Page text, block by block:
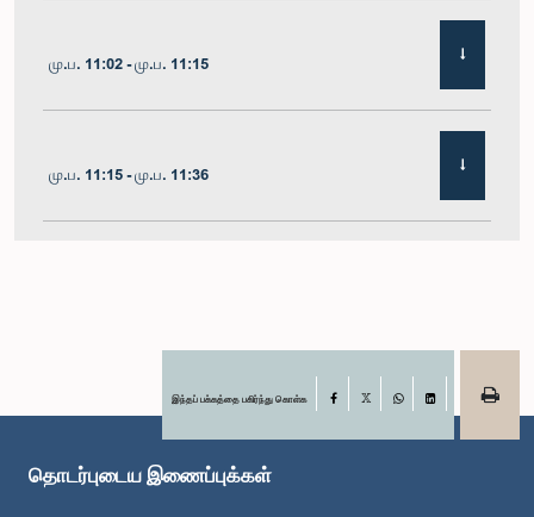
மு.ப. 11:02 - மு.ப. 11:15
மு.ப. 11:15 - மு.ப. 11:36
மு.ப. 11:45 - மு.ப. 11:59இந்தப் பக்கத்தை பகிர்ந்து கொள்க Facebook
LinkedIn
தொடர்புடைய இணைப்புக்கள்